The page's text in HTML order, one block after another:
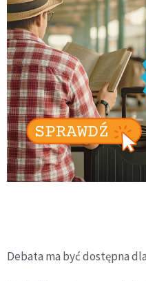
Debata ma być dostępna